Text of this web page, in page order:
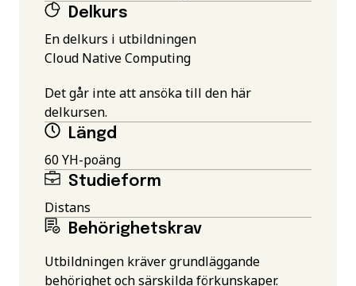
Delkurs
En delkurs i utbildningen
Cloud Native Computing
Det går inte att ansöka till den här
delkursen.
Längd
60 YH-poäng
Studieform
Distans
Behörighetskrav
Utbildningen kräver grundläggande
behörighet och särskilda förkunskaper.